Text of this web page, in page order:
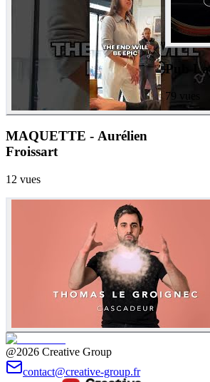
MAQUETTE - Aurélien
Froissart
12 vues
Pub
79
@2026 Creative Group
contact@creative-group.fr